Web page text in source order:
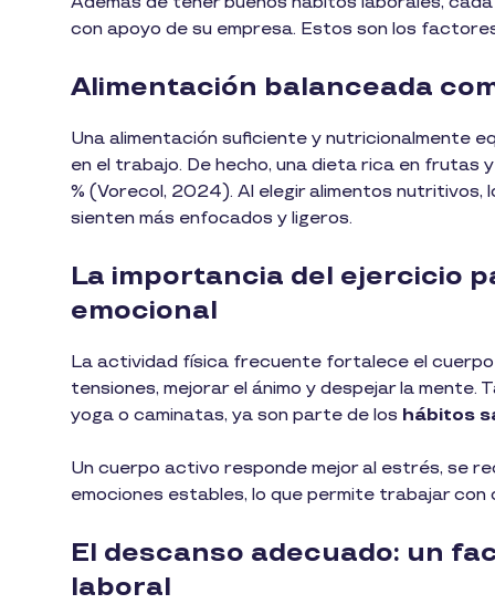
con apoyo de su empresa. Estos son los
Alimentación balanceada
Una alimentación suficiente y nutricionalmente
en el trabajo. De hecho, una dieta rica en frutas
% (Vorecol, 2024). Al elegir alimentos
sienten más enfocados y ligeros.
La importancia del ejercicio
emocional
La actividad física frecuente fortalece el cuerpo
tensiones, mejorar el ánimo y despejar la mente.
yoga o caminatas, ya son parte de los hábitos
Un cuerpo activo responde mejor al estrés, se
emociones estables, lo que permite trabajar
El descanso adecuado: un
laboral